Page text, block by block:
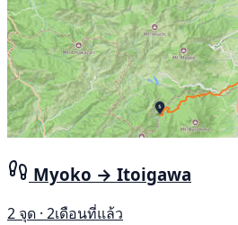
Myoko → Itoigawa
2 จุด · 2เดือนที่แล้ว